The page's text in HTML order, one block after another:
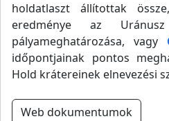
holdatlaszt állítottak
eredménye az
pályameghatározása, vagy
időpontjainak pontos
Hold krátereinek elnevezési
Web dokumentumok